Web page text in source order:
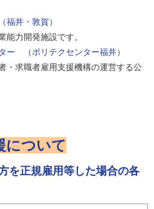
福井・敦賀）
力開発施設です。
ー （ポリテクセンター福井）
・求職者雇用支援機構の運営する公
について
を正規雇用等した場合の各